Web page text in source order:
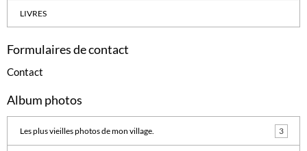
LIVRES
Formulaires de contact
Contact
Album photos
Les plus vieilles photos de mon village. 3